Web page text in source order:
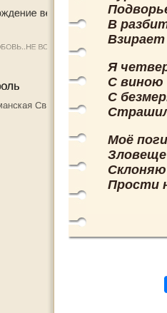
В
Взирает
Я
С виною
С
Моё
Склоняю
Прости